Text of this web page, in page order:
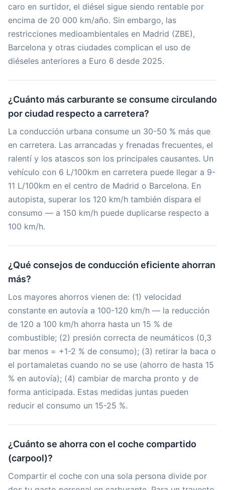
caro en surtidor, el diésel sigue siendo rentable por
encima de 20 000 km/año. Sin embargo, las
restricciones medioambientales en Madrid (ZBE),
Barcelona y otras ciudades complican el uso de
diéseles anteriores a Euro 6 desde 2025.
¿Cuánto más carburante se consume circulando
por ciudad respecto a carretera?
La conducción urbana consume un 30-50 % más que
en carretera. Las arrancadas y frenadas frecuentes, el
ralentí y los atascos son los principales causantes. Un
vehículo con 6 L/100km en carretera puede llegar a 9-
11 L/100km en el centro de Madrid o Barcelona. En
autopista, superar los 120 km/h también dispara el
consumo — a 150 km/h puede duplicarse respecto a
100 km/h.
¿Qué consejos de conducción eficiente ahorran
más?
Los mayores ahorros vienen de: (1) velocidad
constante en autovía a 100-120 km/h — la reducción
de 120 a 100 km/h ahorra hasta un 15 % de
combustible; (2) presión correcta de neumáticos (0,3
bar menos = +1-2 % de consumo); (3) retirar la baca o
el portamaletas cuando no se use (ahorro de hasta 15
% en autovía); (4) cambiar de marcha pronto y de
forma anticipada. Estas medidas juntas pueden
reducir el consumo un 15-25 %.
¿Cuánto se ahorra con el coche compartido
(carpool)?
Compartir el coche con una sola persona divide por